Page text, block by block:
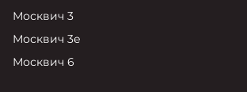
КОНТАКТЫ
Москвич 3
Москвич 3е
Москвич 6